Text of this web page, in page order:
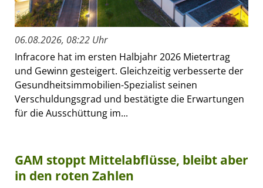
06.08.2026, 08:22 Uhr
Infracore hat im ersten Halbjahr 2026 Mietertrag
und Gewinn gesteigert. Gleichzeitig verbesserte der
Gesundheitsimmobilien-Spezialist seinen
Verschuldungsgrad und bestätigte die Erwartungen
für die Ausschüttung im...
GAM stoppt Mittelabflüsse, bleibt aber
in den roten Zahlen